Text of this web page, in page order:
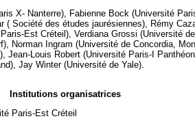
X- Nanterre), Fabienne Bock (Université
Société des études jaurésiennes), Rémy
Est Créteil), Verdiana Grossi (Université
Norman Ingram (Université de Concordia,
Louis Robert (Université Paris-I
Jay Winter (Université de Yale).
Institutions organisatrices
Paris-Est Créteil